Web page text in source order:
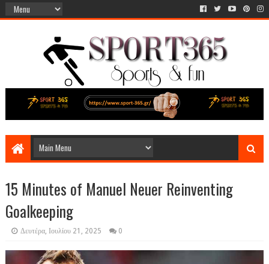
15 Minutes of Manuel Neuer Reinventing
Goalkeeping
Δευτέρα, Ιουλίου 21, 2025 0